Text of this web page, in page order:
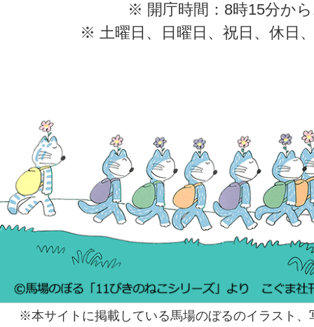
※ 開庁時間：8時15分か
※ 土曜日、日曜日、祝日、休日
※本サイトに掲載している馬場のぼるのイラスト